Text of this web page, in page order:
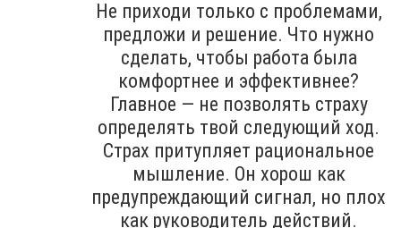
Не приходи только с проблемами,
предложи и решение. Что нужно
сделать, чтобы работа была
комфортнее и эффективнее?
Главное — не позволять страху
определять твой следующий ход.
Страх притупляет рациональное
мышление. Он хорош как
предупреждающий сигнал, но плох
как руководитель действий.